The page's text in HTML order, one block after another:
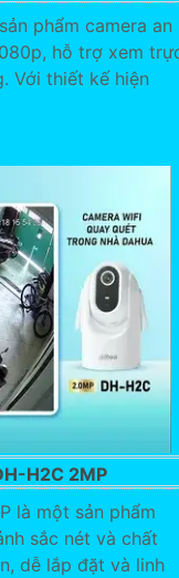
phẩm camera an
hỗ trợ xem
Với thiết kế hiện
H2C 2MP
là một sản phẩm
sắc nét và chất
dễ lắp đặt và linh